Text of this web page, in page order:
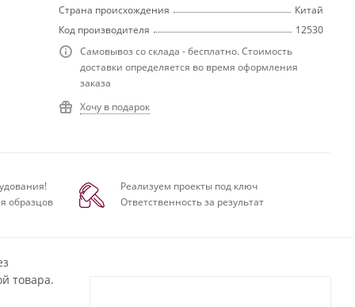
Страна происхождения
Китай
Код производителя
12530
Самовывоз со склада - бесплатно. Стоимость
доставки определяется во время оформления
заказа
Хочу в подарок
образцов
Реализуем проекты под ключ
Ответственность за результат
товара.